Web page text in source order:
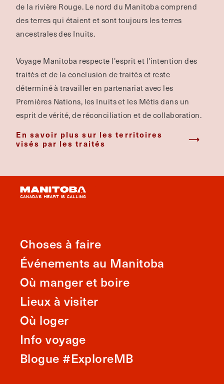
de la rivière Rouge.Le nord du Manitoba comprend
des terres qui étaient et sont toujours les terres
ancestrales des Inuits.
Voyage Manitoba respecte l'esprit et l'intention des
traités et de la conclusion de traités et reste
déterminé à travailler en partenariat avec les
Premières Nations, les Inuits et les Métis dans un
esprit de vérité, de réconciliation et de collaboration.
En savoir plus sur les territoires
visés par les traités
Choses à faire
Événements au Manitoba
Où manger et boire
Lieux à visiter
Où loger
Info voyage
Blogue #ExploreMB